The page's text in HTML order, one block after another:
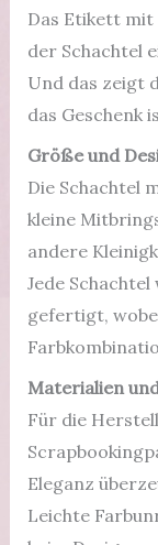
Das Etikett
der Schachtel
Und das zeigt
das Geschenk
Größe und
Die Schachtel
kleine
andere
Jede
gefertigt,
Materialien
Für die
Eleganz
Leichte